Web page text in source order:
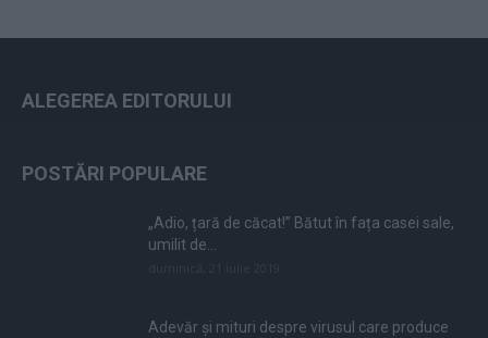
ALEGEREA EDITORULUI
POSTĂRI POPULARE
„Adio, țară de căcat!” Bătut în fața casei sale,
umilit de...
Adevăr și mituri despre virusul care produce